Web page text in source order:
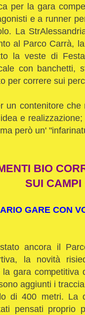
per la gara
e a runner
La
al Parco Carrà,
la veste di
con banchetti,
per correre sui
un contenitore
e
però un'
BIO
SUI
GARE CON
ancora il
la novità
gara
aggiunti i
di 400 metri. La
pensati proprio